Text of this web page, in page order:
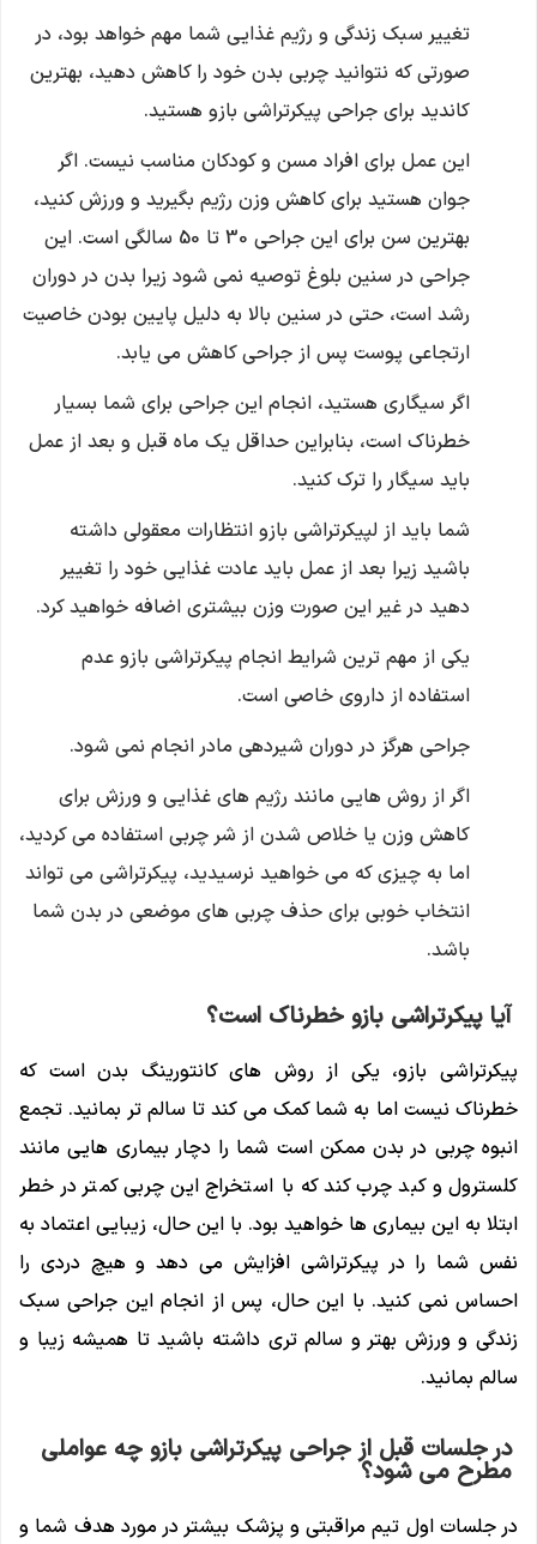
تغییر سبک زندگی و رژیم غذایی شما مهم خواهد بود، در
صورتی که نتوانید چربی بدن خود را کاهش دهید، بهترین
کاندید برای جراحی پیکرتراشی بازو هستید.
این عمل برای افراد مسن و کودکان مناسب نیست. اگر
جوان هستید برای کاهش وزن رژیم بگیرید و ورزش کنید،
بهترین سن برای این جراحی 30 تا 50 سالگی است. این
جراحی در سنین بلوغ توصیه نمی شود زیرا بدن در دوران
رشد است، حتی در سنین بالا به دلیل پایین بودن خاصیت
ارتجاعی پوست پس از جراحی کاهش می یابد.
اگر سیگاری هستید، انجام این جراحی برای شما بسیار
خطرناک است، بنابراین حداقل یک ماه قبل و بعد از عمل
باید سیگار را ترک کنید.
شما باید از لپیکرتراشی بازو انتظارات معقولی داشته
باشید زیرا بعد از عمل باید عادت غذایی خود را تغییر
دهید در غیر این صورت وزن بیشتری اضافه خواهید کرد.
یکی از مهم ترین شرایط انجام پیکرتراشی بازو عدم
استفاده از داروی خاصی است.
جراحی هرگز در دوران شیردهی مادر انجام نمی شود.
اگر از روش هایی مانند رژیم های غذایی و ورزش برای
کاهش وزن یا خلاص شدن از شر چربی استفاده می کردید،
اما به چیزی که می خواهید نرسیدید، پیکرتراشی می تواند
انتخاب خوبی برای حذف چربی های موضعی در بدن شما
باشد.
آیا پیکرتراشی بازو خطرناک است؟
پیکرتراشی بازو، یکی از روش های کانتورینگ بدن است که
خطرناک نیست اما به شما کمک می کند تا سالم تر بمانید. تجمع
انبوه چربی در بدن ممکن است شما را دچار بیماری هایی مانند
کلسترول و کبد چرب کند که با استخراج این چربی کمتر در خطر
ابتلا به این بیماری ها خواهید بود. با این حال، زیبایی اعتماد به
نفس شما را در پیکرتراشی افزایش می دهد و هیچ دردی را
احساس نمی کنید. با این حال، پس از انجام این جراحی سبک
زندگی و ورزش بهتر و سالم تری داشته باشید تا همیشه زیبا و
سالم بمانید.
در جلسات قبل از جراحی پیکرتراشی بازو چه عواملی
مطرح می شود؟
در جلسات اول تیم مراقبتی و پزشک بیشتر در مورد هدف شما و